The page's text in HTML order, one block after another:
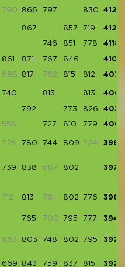
790 866 797 830 4129
867 857 719 4124
746 851 778 4118
861 871 767 846 4109
698 817 762 815 812 4072
740 813 813 4061
792 773 826 4032
558 727 810 779 4004
728 780 744 809 724 3981
739 838 687 802 3977
712 813 761 802 776 3969
765 700 795 777 3943
663 803 748 802 795 3928
669 843 759 837 815 3923